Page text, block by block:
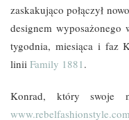
zaskakująco połączył
designem
tygodnia, miesiąca i faz
linii Family 1881.
Konrad, który swoje
www.rebelfashionstyle.com